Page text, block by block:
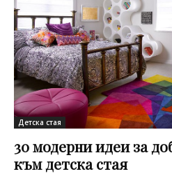
Детска стая
30 модерни идеи за
към детска стая